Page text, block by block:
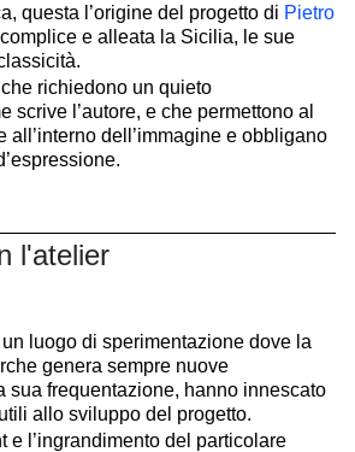
questa l’origine del progetto di Pietro
e alleata la Sicilia, le sue
richiedono un quieto
scrive l’autore, e che permettono al
all’interno dell’immagine e obbligano
l'atelier
un luogo di sperimentazione dove la
genera sempre nuove
sua frequentazione, hanno innescato
allo sviluppo del progetto.
e l’ingrandimento del particolare